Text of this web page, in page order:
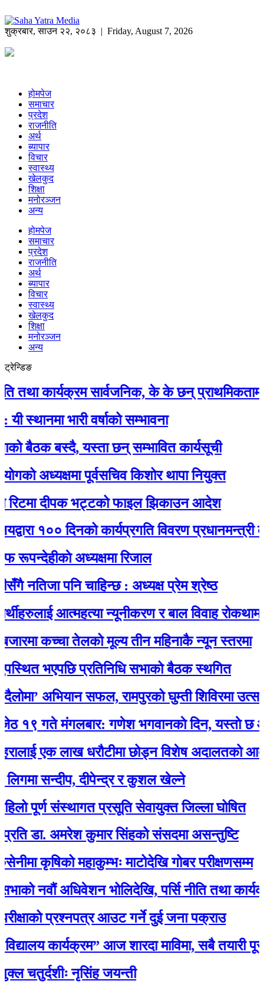
शुक्रबार,साउन २२, २०८३ | Friday, August 7, 2026
होमपेज
समाचार
प्रदेश
राजनीति
अर्थ
ब्यापार
विचार
स्वास्थ्य
खेलकुद
शिक्षा
मनोरञ्जन
अन्य
होमपेज
समाचार
प्रदेश
राजनीति
अर्थ
ब्यापार
विचार
स्वास्थ्य
खेलकुद
शिक्षा
मनोरञ्जन
अन्य
ट्रेन्डिङ
कार्यक्रम सार्वजनिक, के के छन् प्राथमिकतामा ?
भारी वर्षाको सम्भावना
बस्दै, यस्ता छन् सम्भावित कार्यसूची
अध्यक्षमा पूर्वसचिव किशोर थापा नियुक्त
दीपक भट्टको फाइल झिकाउन आदेश
१०० दिनको कार्यप्रगति विवरण प्रधानमन्त्री
अध्यक्षमा रिजाल
पनि चाहिन्छ : अध्यक्ष प्रेम श्रेष्ठ
आत्महत्या न्यूनीकरण र बाल विवाह रोकथाम
कच्चा तेलको मूल्य तीन महिनाकै न्यून स्तरमा
भएपछि प्रतिनिधि सभाको बैठक स्थगित
अभियान सफल, रामपुरको घुम्ती शिविरमा
मंगलबार: गणेश भगवानकाे दिन, यस्ताे छ आजको
एक लाख धरौटीमा छोड्न विशेष अदालतको आदेश
सन्दीप, दीपेन्द्र र कुशल खेल्ने
संस्थागत प्रसूति सेवायुक्त जिल्ला घोषित
अमरेश कुमार सिंहको संसदमा असन्तुष्टि
कृषिको महाकुम्भः माटोदेखि गोबर परीक्षणसम्म
अधिवेशन भोलिदेखि, पर्सि नीति तथा कार्यक्रम
प्रश्नपत्र आउट गर्ने दुई जना पक्राउ
कार्यक्रम” आज शारदा माविमा, सबै तयारी पूरा
नृसिंह जयन्ती